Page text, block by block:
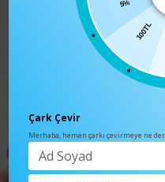
100TL
Çark Çevir
Merhaba, hemen çarkı çevirmeye ne